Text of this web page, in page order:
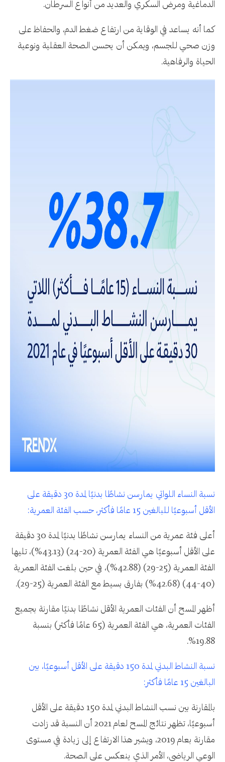
الدماغية ومرض السكري والعديد من أنواع السرطان.
كما أنه يساعد في الوقاية من ارتفاع ضغط الدم، والحفاظ على
وزن صحي للجسم، ويمكن أن يحسن الصحة العقلية ونوعية
الحياة والرفاهية.
نسبة النساء اللواتي يمارسن نشاطًا بدنيًا لمدة 30 دقيقة على
الأقل أسبوعيًا للبالغين 15 عامًا فأكثر، حسب الفئة العمرية:
أعلى فئة عمرية من النساء يمارسن نشاطًا بدنيًا لمدة 30 دقيقة
على الأقل أسبوعيًا هي الفئة العمرية (20-24) (43.13%)، تليها
الفئة العمرية (25-29) (42.88%)، في حين بلغت الفئة العمرية
(40-44) (42.68%) بفارق بسيط مع الفئة العمرية (25-29).
أظهر المسح أن الفئات العمرية الأقل نشاطًا بدنيًا مقارنة بجميع
الفئات العمرية، هي الفئة العمرية (65 عامًا فأكثر) بنسبة
19.88%.
نسبة النشاط البدني لمدة 150 دقيقة على الأقل أسبوعيًا، بين
البالغين 15 عامًا فأكثر:
بالمقارنة بين نسب النشاط البدني لمدة 150 دقيقة على الأقل
أسبوعيًا، تظهر نتائج المسح لعام 2021 أن النسبة قد زادت
مقارنة بعام 2019، ويشير هذا الارتفاع إلى زيادة في مستوى
الوعي الرياضي، الأمر الذي ينعكس على الصحة.